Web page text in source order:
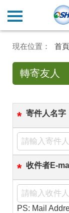
首頁
轉寄友人
* 寄件人名字
* 收件者E-
PS: Mail